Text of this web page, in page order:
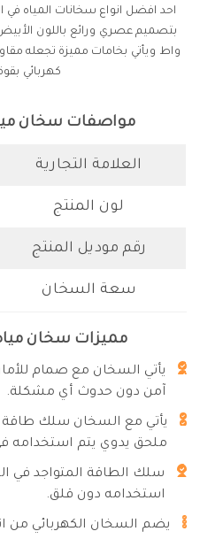
واط ويأتي بخامات مميزة تجعله
كهربائي بقوة 230
مواصفات سخان
العلامة التجارية
لون المنتج
رقم موديل المنتج
سعة السخان
مميزات سخان مياه
يأتي السخان مع صمام
آمن دون حدوث أي مشكلة.
يأتي مع السخان سلك طاقة
ملحق يدوي يتم استخدامه
سلك الطاقة المتواجد في
استخدامه دون قلق.
يضم السخان الكهربائي من